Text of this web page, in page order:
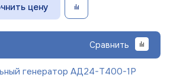
цену
Сравнить
генератор АД24-Т400-1Р